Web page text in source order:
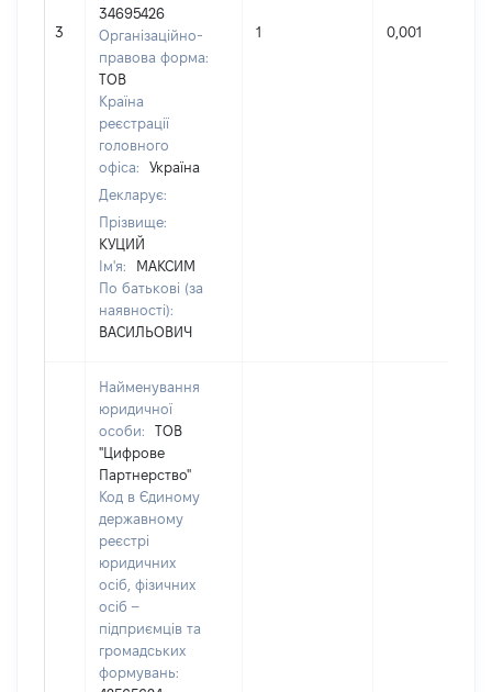
3
34695426
Організаційно-
правова форма:
ТОВ
Країна
реєстрації
головного
офіса:
Україна
Декларує:
Прізвище:
КУЦИЙ
Ім'я:
МАКСИМ
По батькові (за
наявності):
ВАСИЛЬОВИЧ
1 0,001
Найменування
юридичної
особи:
ТОВ
"Цифрове
Партнерство"
Код в Єдиному
державному
реєстрі
юридичних
осіб, фізичних
осіб –
підприємців та
громадських
формувань: